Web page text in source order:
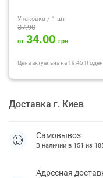
Упаковка / 1 шт.
37.90
от 34.00 грн
Цена актуальна на 19:45 |
Доставка г. Киев
Самовывоз
В наличии в 151 из
Адресная